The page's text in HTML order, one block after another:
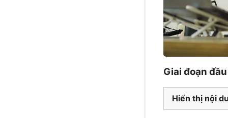
Giai đoạn
Hiển thị nội